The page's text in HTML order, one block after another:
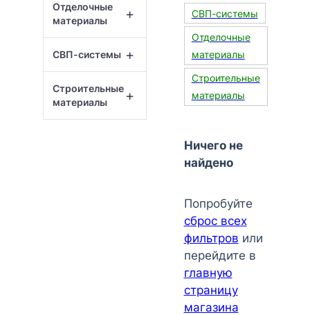
+
Отделочные
материалы
+
СВП-системы
+
Строительные
материалы
СВП-системы
Отделочные
материалы
Строительные
материалы
Ничего не
найдено
Попробуйте
сброс всех
фильтров или
перейдите в
главную
страницу
магазина